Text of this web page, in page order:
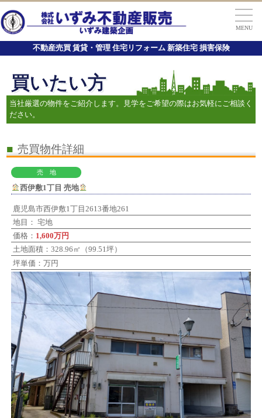
MENU
不動産売買 賃貸・管理 住宅リフォーム 新築住宅 損害保険
買いたい方
当社厳選の物件をご紹介します。見学をご希望の際はお気軽にご相談く
ださい。
■ 売買物件詳細
売 地
西伊敷1丁目 売地
鹿児島市西伊敷1丁目2613番地261
地目： 宅地
価格： 1,600万円
土地面積：328.96㎡（99.51坪）
坪単価：万円